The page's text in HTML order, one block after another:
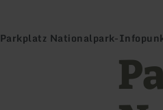
Parkplatz Nationalpark-